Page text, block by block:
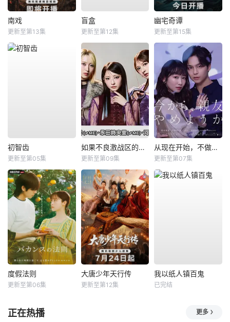
南戏
更新至第13集
盲盒
更新至第12集
幽宅奇谭
更新至第15集
初智齿
更新至第05集
如果不良激战区的四天王转生成了偶像团体？
更新至第09集
从现在开始，不做朋友了吧。
更新至第07集
度假法则
更新至第06集
大唐少年天行传
更新至第12集
我以纸人镇百鬼
已完结
正在热播 更多